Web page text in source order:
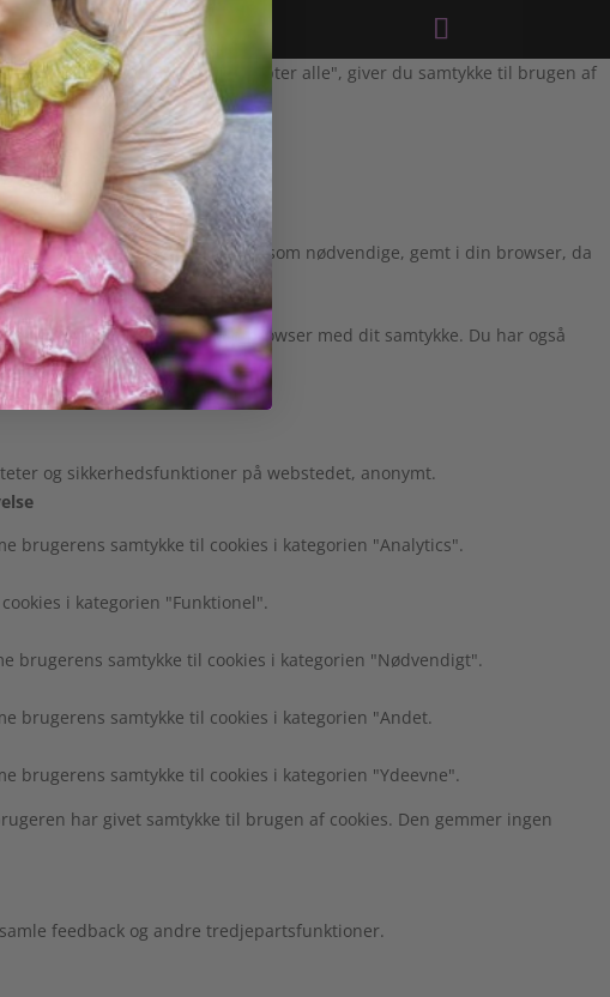
besøg. Ved at klikke på "Accepter alle", giver du samtykke til brugen af
cookies, der er kategoriseret som nødvendige, gemt i din browser, da
vil kun blive gemt i din browser med dit samtykke. Du har også
og sikkerhedsfunktioner på webstedet, anonymt.
brugerens samtykke til cookies i kategorien "Analytics".
i kategorien "Funktionel".
brugerens samtykke til cookies i kategorien "Nødvendigt".
brugerens samtykke til cookies i kategorien "Andet.
brugerens samtykke til cookies i kategorien "Ydeevne".
har givet samtykke til brugen af cookies. Den gemmer ingen
feedback og andre tredjepartsfunktioner.